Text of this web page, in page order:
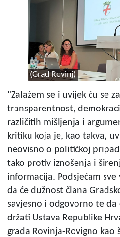
(Grad Rovinj)
"Zalažem se i uvijek ću se
transparentnost,
različitih mišljenja i
kritiku koja je, kao takva,
neovisno o političkoj
tako protiv iznošenja i
informacija. Podsjećam
da će dužnost člana
savjesno i odgovorno te da
držati Ustava Republike
grada Rovinja-Rovigno